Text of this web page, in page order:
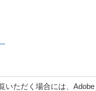
いただく場合には、